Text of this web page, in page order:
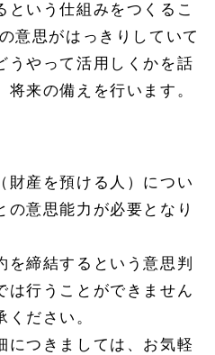
という仕組みをつくるこ
意思がはっきりしていて
うやって活用しくかを話
来の備えを行います。
産を預ける人）につい
の意思能力が必要となり
を締結するという意思判
は行うことができません
ださい。
につきましては、お気軽